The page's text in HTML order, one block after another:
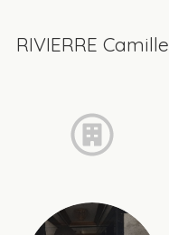
RIVIERRE Camille